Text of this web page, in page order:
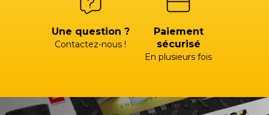
Une question ?
Contactez-nous !
Paiement
sécurisé
En plusieurs fois